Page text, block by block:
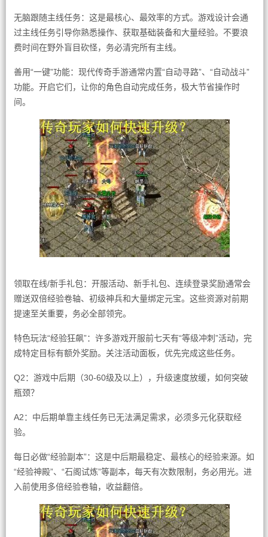
无脑跟随主线任务：这是最核心、最效率的方式。游戏设计会通
过主线任务引导你熟悉操作、获取基础装备和大量经验。不要浪
费时间在野外盲目砍怪，务必清完所有主线。
善用“一键”功能：现代传奇手游通常内置“自动寻路”、“自动战斗”
功能。开启它们，让你的角色自动完成任务，极大节省操作时
间。
领取在线/新手礼包：开服活动、新手礼包、连续登录奖励通常会
赠送双倍经验卷轴、初级神兵和大量绑定元宝。这些资源对前期
提速至关重要，务必全部领完。
特色玩法“经验狂飙”：许多游戏开服前七天有“等级冲刺”活动，完
成特定目标有额外奖励。关注活动面板，优先完成这些任务。
Q2：游戏中后期（30-60级及以上），升级速度放缓，如何突破
瓶颈？
A2：中后期单靠主线任务已无法满足需求，必须多元化获取经
验。
每日必做“经验副本”：这是中后期最稳定、最核心的经验来源。如
“经验神殿”、“石阁试炼”等副本，每天有次数限制，务必用光。进
入前使用多倍经验卷轴，收益翻倍。